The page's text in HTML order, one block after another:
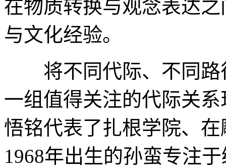
在物质转换与观念表达
与文化经验。
将不同代际、不同路
一组值得关注的代际关
悟铭代表了扎根学院、
1968年出生的孙蛮专注